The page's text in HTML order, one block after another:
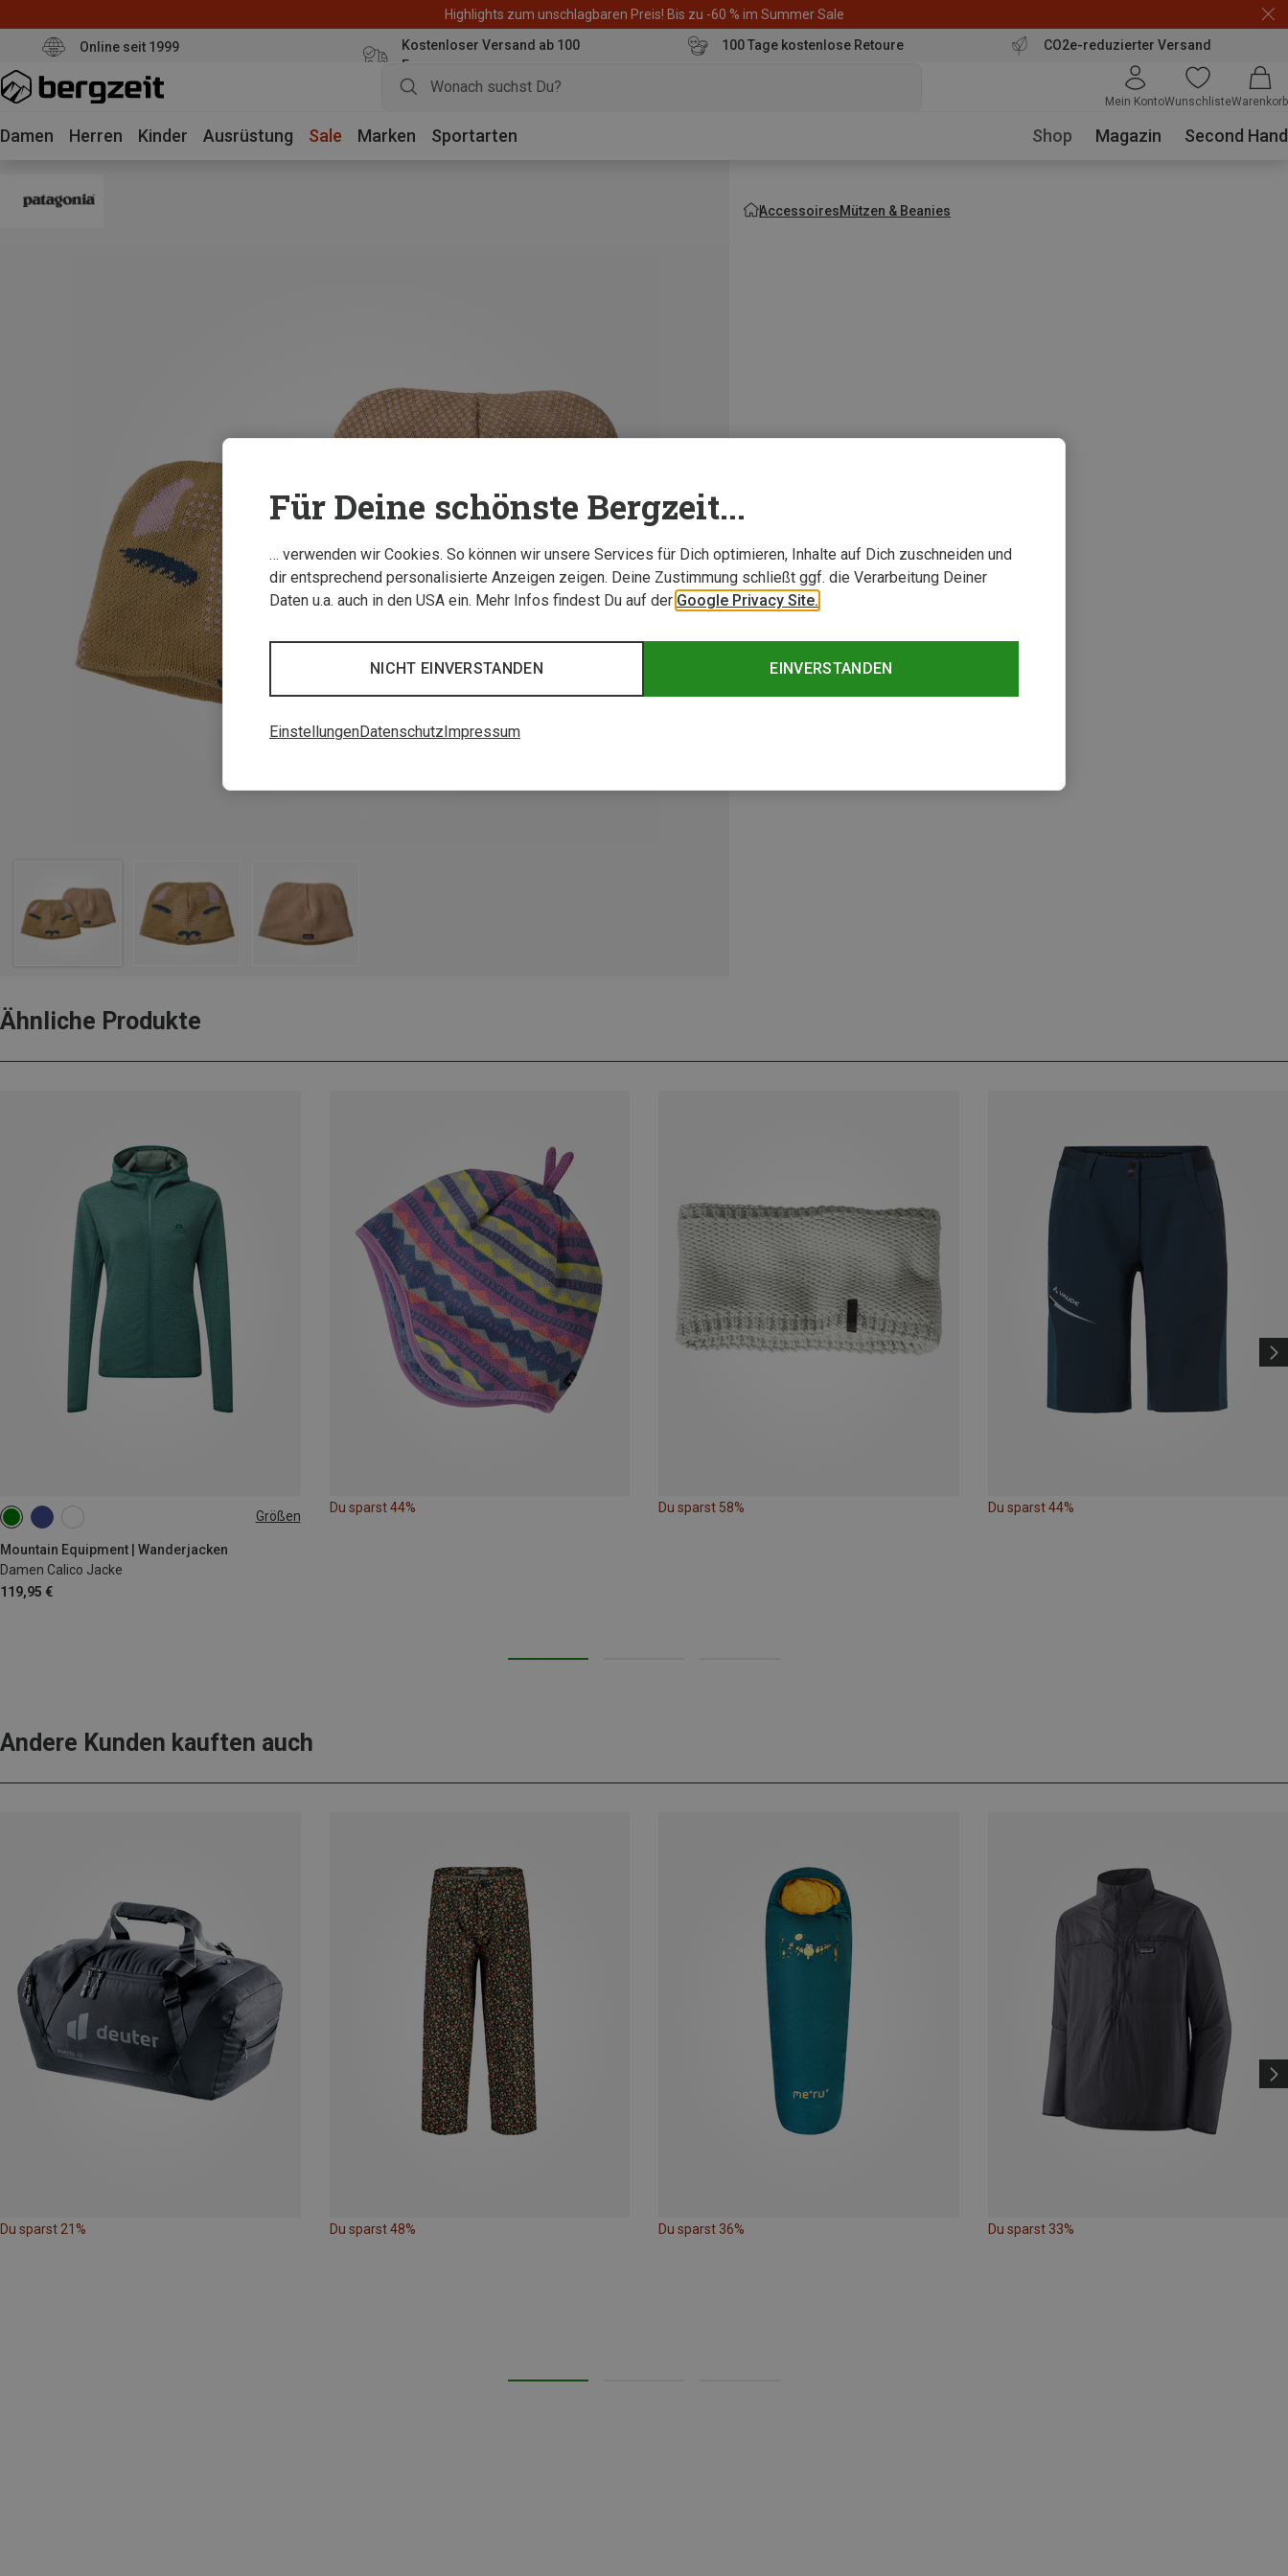
Highlights zum unschlagbaren Preis! Bis zu -60 % im Summer Sale
Online seit 1999
Kostenloser Versand ab 100
Euro
100 Tage kostenlose Retoure CO2e-reduzierter Versand
Mein KontoWunschlisteWarenkorb
Damen Herren Kinder Ausrüstung Sale Marken Sportarten Shop Magazin Second Hand
AccessoiresMützen & Beanies
Ähnliche Produkte
Größen
Mountain Equipment | Wanderjacken
Damen Calico Jacke
119,95 €
XS S
Du sparst 44% Du sparst 58% Du sparst 44%
Andere Kunden kauften auch
Du sparst 21% Du sparst 48% Du sparst 36% Du sparst 33%
Für Deine schönste Bergzeit...
… verwenden wir Cookies. So können wir unsere Services für Dich optimieren, Inhalte auf Dich zuschneiden und
dir entsprechend personalisierte Anzeigen zeigen. Deine Zustimmung schließt ggf. die Verarbeitung Deiner
Daten u.a. auch in den USA ein. Mehr Infos findest Du auf der Google Privacy Site.
EINVERSTANDEN
NICHT EINVERSTANDEN
EinstellungenDatenschutz Impressum